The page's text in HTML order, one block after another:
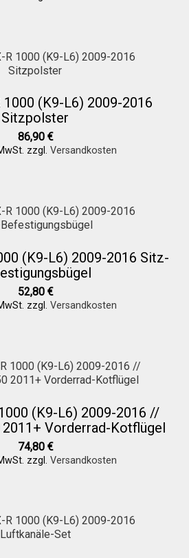
1000 (K9-L6) 2009-2016
Sitzpolster
86,90 €
zzgl. Versandkosten
(K9-L6) 2009-2016 Sitz-
52,80 €
zzgl. Versandkosten
(K9-L6) 2009-2016 //
2011+ Vorderrad-Kotflügel
74,80 €
zzgl. Versandkosten